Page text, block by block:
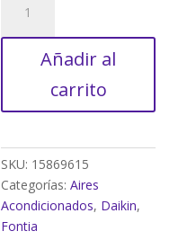
ADEAS71A
cantidad
Añadir al
carrito
SKU: 15869615
Categorías:Aires
Acondicionados, Daikin,
Fontia